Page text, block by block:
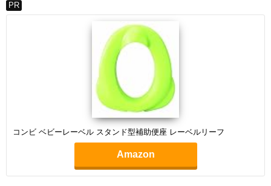
PR
コンビ ベビーレーベル スタンド型補助便座 レーベルリーフ
Amazon